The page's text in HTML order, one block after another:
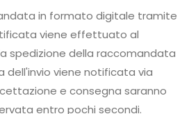
in formato digitale tramite
viene effettuato al
dell'invio viene notificata via
e consegna saranno
disponibili nell'area riservata entro pochi secondi.